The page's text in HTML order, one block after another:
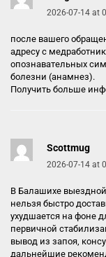
2026-07-14 at
после вашего
адресу с
опознавательных
болезни (анамнез).
Получить больше
Scottmug
2026-07-14 at
В Балашихе
нельзя быстро
ухудшается на фоне
первичной
вывод из запоя,
дальнейшие